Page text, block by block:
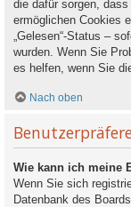
die dafür sorgen,
ermöglichen Cookies
„Gelesen“-Status –
wurden. Wenn Sie
es helfen, wenn Sie
Nach oben
Wie kann ich meine
Wenn Sie sich
Datenbank des